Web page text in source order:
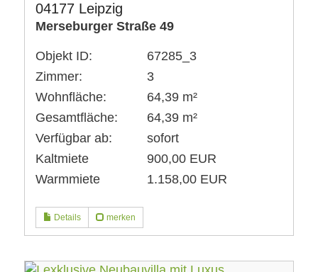
04177 Leipzig
Merseburger Straße 49
Objekt ID:
67285_3
Zimmer:
3
Wohnfläche:
64,39 m²
Gesamtfläche:
64,39 m²
Verfügbar ab:
sofort
Kaltmiete
900,00 EUR
Warmmiete
1.158,00 EUR
Details merken